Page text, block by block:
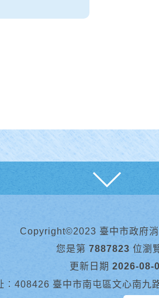
Copyright©2023 臺中市政府
您是第 7887823 位瀏
更新日期 2026-08-
︰408426 臺中市南屯區文心南九